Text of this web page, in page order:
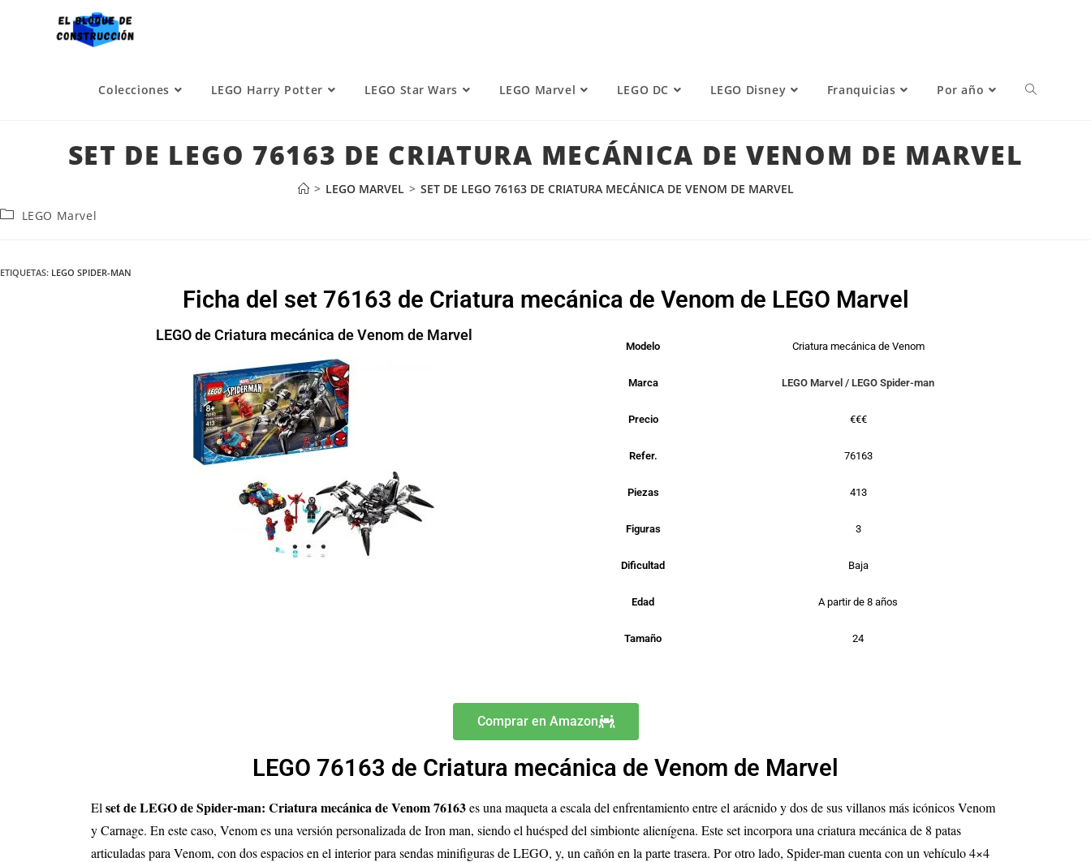
Colecciones LEGO Harry Potter LEGO Star Wars LEGO Marvel LEGO DC LEGO Disney Franquicias Por año
SET DE LEGO 76163 DE CRIATURA MECÁNICA DE VENOM DE MARVEL
> LEGO MARVEL > SET DE LEGO 76163 DE CRIATURA MECÁNICA DE VENOM DE MARVEL
LEGO Marvel
ETIQUETAS: LEGO SPIDER-MAN
Ficha del set 76163 de Criatura mecánica de Venom de LEGO Marvel
LEGO de Criatura mecánica de Venom de Marvel
Modelo Criatura mecánica de Venom
Marca LEGO Marvel / LEGO Spider-man
Precio €€€
Refer. 76163
Piezas 413
Figuras 3
Dificultad Baja
Edad A partir de 8 años
Tamaño 24
Comprar en Amazon
LEGO 76163 de Criatura mecánica de Venom de Marvel
El set de LEGO de Spider-man: Criatura mecánica de Venom 76163es una maqueta a escala del enfrentamiento entre el arácnido y dos de sus villanos más icónicos Venom
y Carnage. En este caso, Venom es una versión personalizada de Iron man, siendo el huésped del simbionte alienígena. Este set incorpora una criatura mecánica de 8 patas
articuladas para Venom, con dos espacios en el interior para sendas minifiguras de LEGO, y, un cañón en la parte trasera. Por otro lado, Spider-man cuenta con un vehículo 4×4